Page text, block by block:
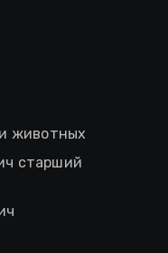
животных
старший